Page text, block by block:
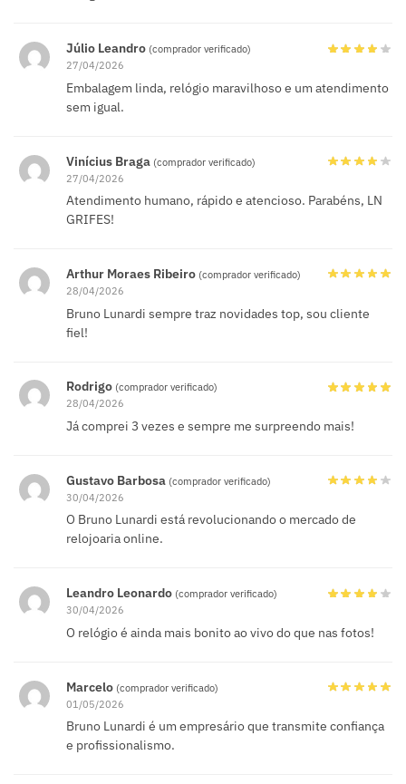
Júlio Leandro (comprador verificado)
27/04/2026
Embalagem linda, relógio maravilhoso e um atendimento
sem igual.
Vinícius Braga (comprador verificado)
27/04/2026
Atendimento humano, rápido e atencioso. Parabéns, LN
GRIFES!
Arthur Moraes Ribeiro (comprador verificado)
28/04/2026
Bruno Lunardi sempre traz novidades top, sou cliente
fiel!
Rodrigo (comprador verificado)
28/04/2026
Já comprei 3 vezes e sempre me surpreendo mais!
Gustavo Barbosa (comprador verificado)
30/04/2026
O Bruno Lunardi está revolucionando o mercado de
relojoaria online.
Leandro Leonardo (comprador verificado)
30/04/2026
O relógio é ainda mais bonito ao vivo do que nas fotos!
Marcelo (comprador verificado)
01/05/2026
Bruno Lunardi é um empresário que transmite confiança
e profissionalismo.